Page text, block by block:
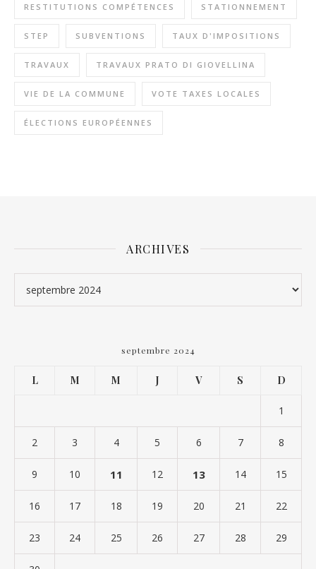
RESTITUTIONS COMPÉTENCES STATIONNEMENT
STEP SUBVENTIONS TAUX D'IMPOSITIONS
TRAVAUX TRAVAUX PRATO DI GIOVELLINA
VIE DE LA COMMUNE VOTE TAXES LOCALES
ÉLECTIONS EUROPÉENNES
ARCHIVES
septembre 2024
L M M J V S D
1
2 3 4 5 6 7 8
9 10 11 12 13 14 15
16 17 18 19 20 21 22
23 24 25 26 27 28 29